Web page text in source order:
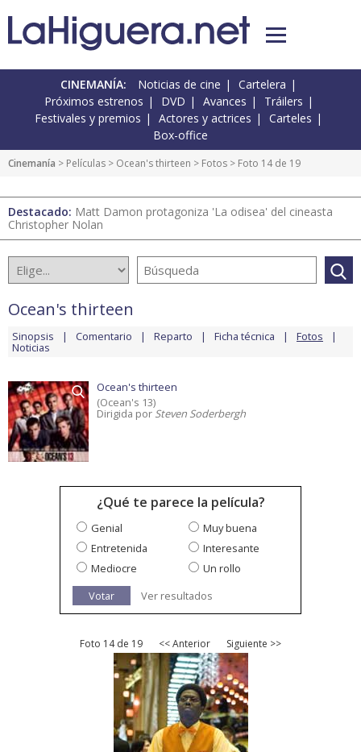
CINEMANÍA: Noticias de cine
Cartelera
Próximos estrenos
DVD Avances
Tráilers
Festivales y premios
Actores y actrices
Carteles
Box-office
Cinemanía > Películas > Ocean's thirteen > Fotos > Foto 14 de 19
Destacado: Matt Damon protagoniza 'La odisea' del cineasta
Christopher Nolan
Ocean's thirteen
Sinopsis Comentario Reparto Ficha técnica Fotos
Noticias
Ocean's thirteen
(Ocean's 13)
Dirigida por Steven Soderbergh
¿Qué te parece la película?
Genial
Muy buena
Entretenida
Interesante
Mediocre
Un rollo
Votar
Ver resultados
Foto 14 de 19 << Anterior Siguiente >>